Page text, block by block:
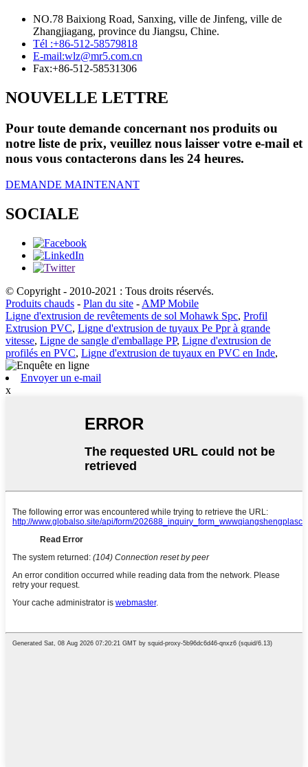
NO.78 Baixiong Road, Sanxing, ville de Jinfeng, ville de
Zhangjiagang, province du Jiangsu, Chine.
Tél :+86-512-58579818
E-mail:wlz@mr5.com.cn
Fax:+86-512-58531306
NOUVELLE LETTRE
Pour toute demande concernant nos produits ou
notre liste de prix, veuillez nous laisser votre e-mail et
nous vous contacterons dans les 24 heures.
DEMANDE MAINTENANT
SOCIALE
© Copyright - 2010-2021 : Tous droits réservés.
Produits chauds - Plan du site - AMP Mobile
Ligne d'extrusion de revêtements de sol Mohawk Spc, Profil
Extrusion PVC, Ligne d'extrusion de tuyaux Pe Ppr à grande
vitesse, Ligne de sangle d'emballage PP, Ligne d'extrusion de
profilés en PVC, Ligne d'extrusion de tuyaux en PVC en Inde,
Envoyer un e-mail
x